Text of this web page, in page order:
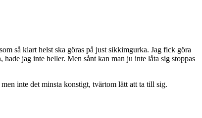
så klart helst ska göras på just sikkimgurka. Jag fick göra
jag inte heller. Men sånt kan man ju inte låta sig stoppas
inte det minsta konstigt, tvärtom lätt att ta till sig.